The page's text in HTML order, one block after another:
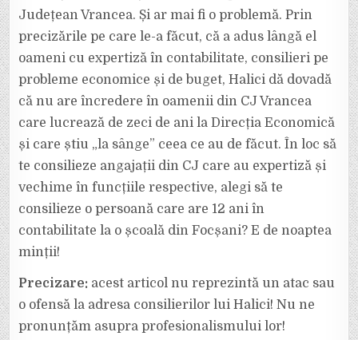
Județean Vrancea. Și ar mai fi o problemă. Prin
precizările pe care le-a făcut, că a adus lângă el
oameni cu expertiză în contabilitate, consilieri pe
probleme economice și de buget, Halici dă dovadă
că nu are încredere în oamenii din CJ Vrancea
care lucrează de zeci de ani la Direcția Economică
și care știu „la sânge” ceea ce au de făcut. În loc să
te consilieze angajații din CJ care au expertiză și
vechime în funcțiile respective, alegi să te
consilieze o persoană care are 12 ani în
contabilitate la o școală din Focșani? E de noaptea
minții!
Precizare: acest articol nu reprezintă un atac sau
o ofensă la adresa consilierilor lui Halici! Nu ne
pronunțăm asupra profesionalismului lor!